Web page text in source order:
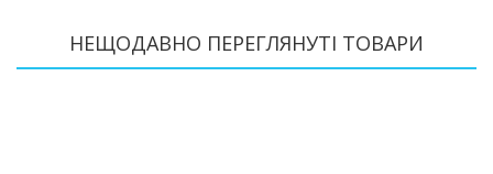
НЕЩОДАВНО ПЕРЕГЛЯНУТІ ТОВАРИ